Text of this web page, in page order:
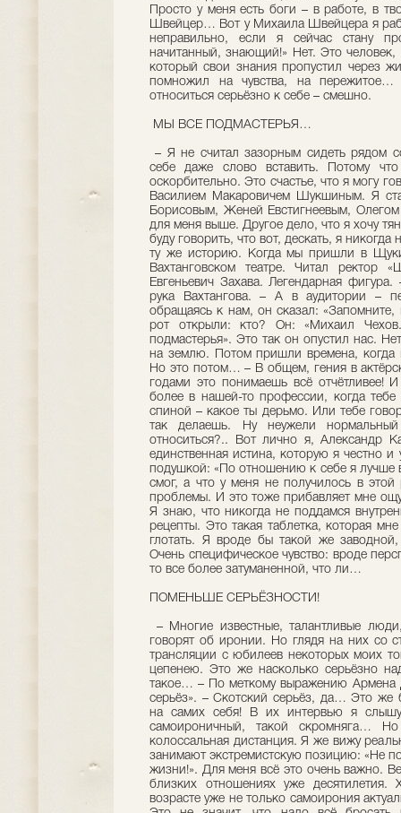
Просто у меня есть боги – в работе, в
Швейцер… Вот у Михаила Швейцера я
неправильно, если я сейчас стану
начитанный, знающий!» Нет. Это
который свои знания пропустил через
помножил на чувства, на
относиться серьёзно к себе – смешно.
МЫ ВСЕ ПОДМАСТЕРЬЯ…
– Я не считал зазорным сидеть рядом
себе даже слово вставить. Потому
оскорбительно. Это счастье, что я могу
Василием Макаровичем Шукшиным. Я
Борисовым, Женей Евстигнеевым,
для меня выше. Другое дело, что я хочу
буду говорить, что вот, дескать, я
ту же историю. Когда мы пришли в
Вахтанговском театре. Читал
Евгеньевич Захава. Легендарная
рука Вахтангова. – А в аудитории –
обращаясь к нам, он сказал:
рот открыли: кто? Он: «Михаил
подмастерья». Это так он опустил нас.
на землю. Потом пришли времена, когда
Но это потом… – В общем, гения в
годами это понимаешь всё отчётливее!
более в нашей-то профессии, когда
спиной – какое ты дерьмо. Или тебе
так делаешь. Ну неужели
относиться?.. Вот лично я, Александр
единственная истина, которую я честно и
подушкой: «По отношению к себе я лучше
смог, а что у меня не получилось в
проблемы. И это тоже прибавляет мне
Я знаю, что никогда не поддамся
рецепты. Это такая таблетка, которая
глотать. Я вроде бы такой же
Очень специфическое чувство: вроде
то все более затуманенной, что ли…
ПОМЕНЬШЕ СЕРЬЁЗНОСТИ!
– Многие известные, талантливые
говорят об иронии. Но глядя на них со
трансляции с юбилеев некоторых моих
цепенею. Это же насколько серьёзно
такое… – По меткому выражению Армена
серьёз». – Скотский серьёз, да… Это же
на самих себя! В их интервью я
самоироничный, такой скромняга…
колоссальная дистанция. Я же вижу
занимают экстремистскую позицию: «Не
жизни!». Для меня всё это очень важно.
близких отношениях уже десятилетия.
возрасте уже не только самоирония